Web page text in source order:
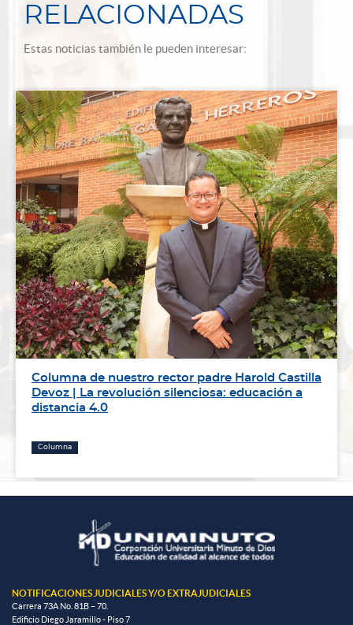
RELACIONADAS
Estas noticias también le pueden interesar:
Columna de nuestro rector padre Harold Castilla
Devoz | La revolución silenciosa: educación a
distancia 4.0
Columna
NOTIFICACIONES JUDICIALES Y/O EXTRAJUDICIALES
Carrera 73A No. 81B – 70.
Edificio Diego Jaramillo - Piso 7